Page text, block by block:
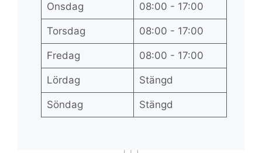
Onsdag 08:00 - 17:00
Torsdag 08:00 - 17:00
Fredag 08:00 - 17:00
Lördag Stängd
Söndag Stängd